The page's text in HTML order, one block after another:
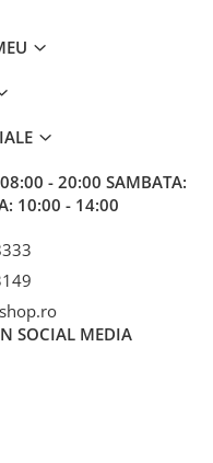
- 20:00 SAMBATA:
10:00 - 14:00
SOCIAL MEDIA